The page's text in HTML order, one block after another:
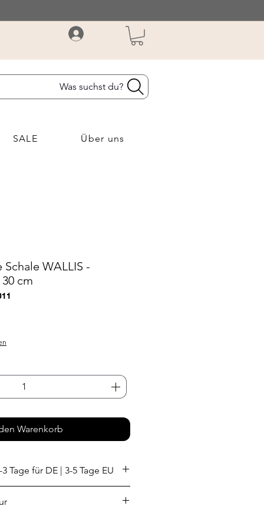
Was suchst du?
SALE Über uns
WALLIS -
cm
Warenkorb
Tage für DE | 3-5 Tage EU